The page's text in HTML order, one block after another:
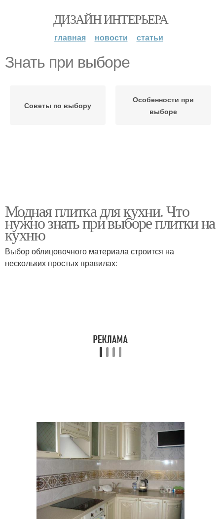
ДИЗАЙН ИНТЕРЬЕРА
главная новости статьи
Знать при выборе
Советы по выбору
Особенности при
выборе
Модная плитка для кухни. Что
нужно знать при выборе плитки на
кухню
Выбор облицовочного материала строится на
нескольких простых правилах: